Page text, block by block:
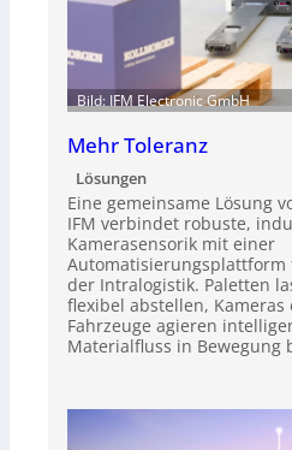
Bild: IFM Electronic GmbH
Mehr Toleranz
Lösungen
Eine gemeinsame Lösung
IFM verbindet robuste,
Kamerasensorik mit einer
Automatisierungsplattform
der Intralogistik. Paletten
flexibel abstellen,
Fahrzeuge agieren
Materialfluss in Bewegung